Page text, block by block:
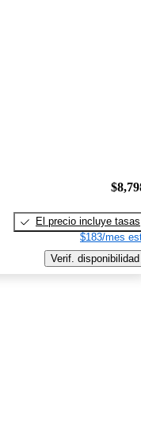
El precio incluye tasas
$183/mes
Verif. disponibilidad